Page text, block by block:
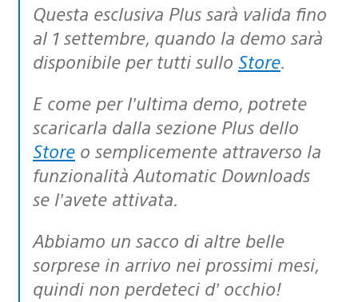
Questa esclusiva Plus sarà valida fino
al 1 settembre, quando la demo sarà
disponibile per tutti sullo Store.
E come per l’ultima demo, potrete
scaricarla dalla sezione Plus dello
Store o semplicemente attraverso la
funzionalità Automatic Downloads
se l’avete attivata.
Abbiamo un sacco di altre belle
sorprese in arrivo nei prossimi mesi,
quindi non perdeteci d’ occhio!